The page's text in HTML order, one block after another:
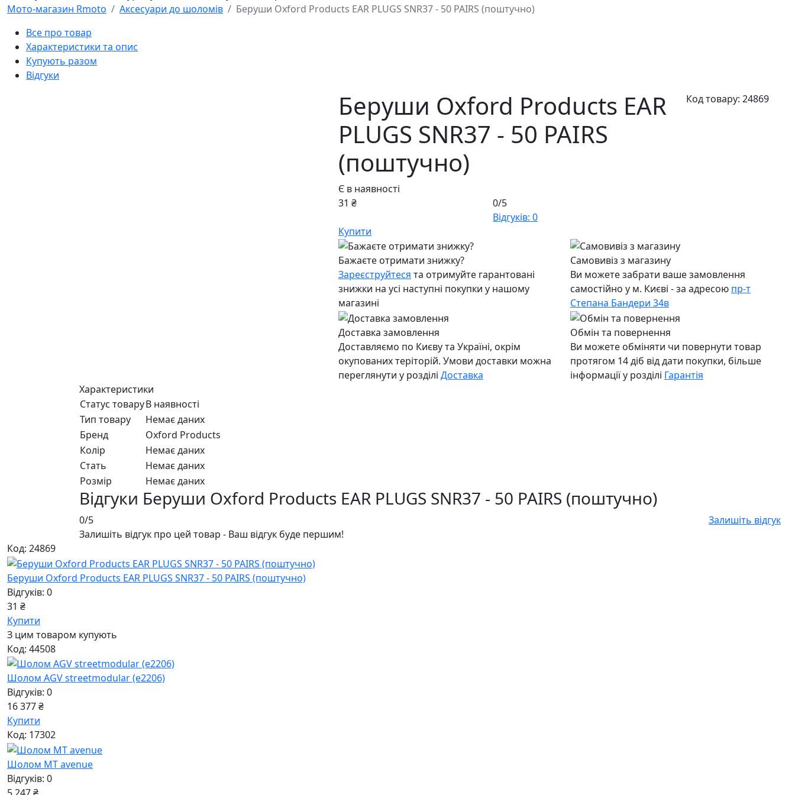
Мото-магазин Rmoto
Аксесуари до шоломів
Беруши Oxford Products EAR PLUGS SNR37 - 50 PAIRS (поштучно)
Все про товар
Характеристики та опис
Купують разом
Відгуки
Беруши Oxford Products EAR
PLUGS SNR37 - 50 PAIRS
(поштучно)
Є в наявності
Код товару: 24869
31 ₴
0/5
Відгуків: 0
Купити
Бажаєте отримати знижку?
Зареєструйтеся та отримуйте гарантовані
знижки на усі наступні покупки у нашому
магазині
Самовивіз з магазину
Ви можете забрати ваше замовлення
самостійно у м. Києві - за адресою пр-т
Степана Бандери 34в
Доставка замовлення
Доставляємо по Києву та Україні, окрім
окупованих теріторій. Умови доставки можна
переглянути у розділі Доставка
Обмін та повернення
Ви можете обміняти чи повернути товар
протягом 14 діб від дати покупки, більше
інформації у розділі Гарантія
Характеристики
Статус товаруВ наявності
Тип товару
Немає даних
Бренд
Oxford Products
Колір
Немає даних
Стать
Немає даних
Розмір
Немає даних
Відгуки Беруши Oxford Products EAR PLUGS SNR37 - 50 PAIRS (поштучно)
0/5
Залишіть відгук
Залишіть відгук про цей товар - Ваш відгук буде першим!
Код: 24869
Беруши Oxford Products EAR PLUGS SNR37 - 50 PAIRS (поштучно)
Відгуків: 0
31 ₴
Купити
З цим товаром купують
Код: 44508
Шолом AGV streetmodular (e2206)
Відгуків: 0
16 377 ₴
Купити
Код: 17302
Шолом MT avenue
Відгуків: 0